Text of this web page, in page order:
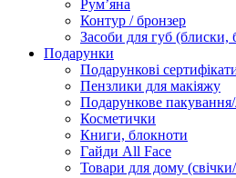
Румʼяна
Контур / бронзер
Засоби для губ (блиски,
Подарунки
Подарункові
Пензлики для макіяжу
Подарункове пакування/
Косметички
Книги, блокноти
Гайди All Face
Товари для дому